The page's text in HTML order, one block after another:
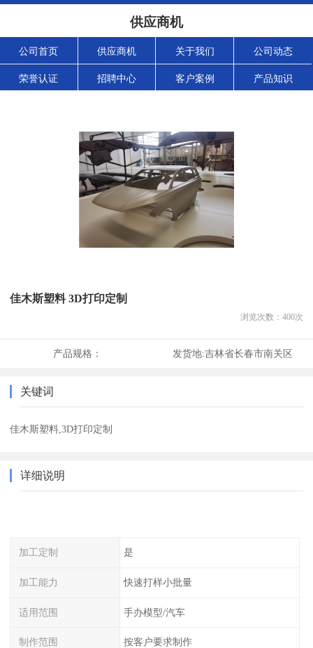
供应商机
公司首页 供应商机 关于我们 公司动态
荣誉认证 招聘中心 客户案例 产品知识
佳木斯塑料 3D打印定制
浏览次数： 400次
产品规格： 发货地:吉林省长春市南关区
关键词
佳木斯塑料,3D打印定制
详细说明
加工定制 是
加工能力 快速打样小批量
适用范围 手办模型/汽车
制作范围 按客户要求制作